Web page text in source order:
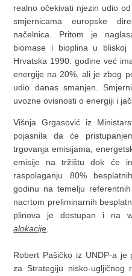
realno očekivati njezin udio
smjernicama europske
načelnica. Pritom je
biomase i bioplina u bliskoj
Hrvatska 1990. godine već
energije na 20%, ali je zbog
udio danas smanjen.
uvozne ovisnosti o energiji i
Višnja Grgasović iz
pojasnila da će
trgovanja emisijama,
emisije na tržištu dok će
raspolaganju 80%
godinu na temelju
nacrtom preliminarnih
plinova je dostupan i na
alokacije
Robert Pašičko iz UNDP-a je
za Strategiju nisko-